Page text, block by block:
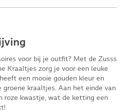
voor bij je outfit? Met de Zusss
Kraaltjes zorg je voor een leuke
een mooie gouden kleur en
kraaltjes. Aan het einde van
roze kwastje, wat de ketting een